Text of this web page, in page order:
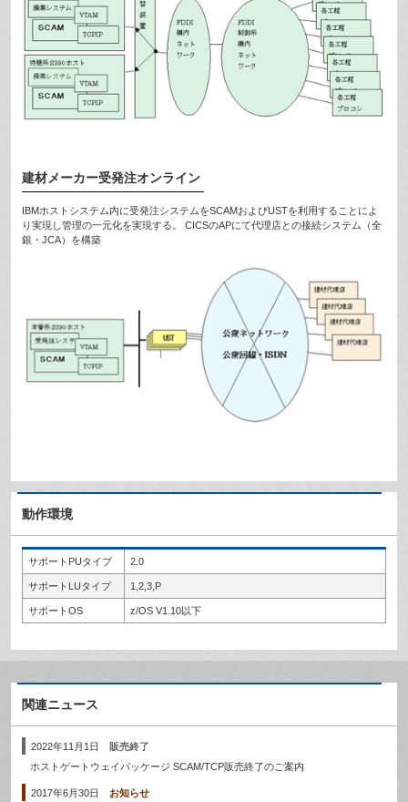
建材メーカー受発注オンライン
IBMホストシステム内に受発注システムをSCAMおよびUSTを利用することによ
り実現し管理の一元化を実現する。 CICSのAPにて代理店との接続システム（全
銀・JCA）を構築
動作環境
サポートPUタイプ 2.0
サポートLUタイプ 1,2,3,P
サポートOS z/OS V1.10以下
関連ニュース
2022年11月1日
販売終了
ホストゲートウェイパッケージ SCAM/TCP販売終了のご案内
2017年6月30日 お知らせ